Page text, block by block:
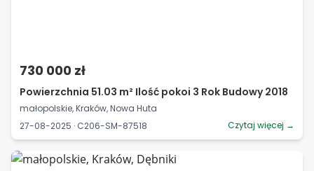
730 000 zł
Powierzchnia 51.03 m² Ilość pokoi 3 Rok Budowy 2018
małopolskie, Kraków, Nowa Huta
27-08-2025 · C206-SM-87518
Czytaj więcej →